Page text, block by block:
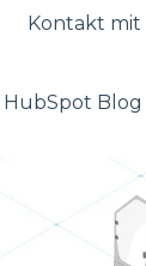
Kontakt
Blog